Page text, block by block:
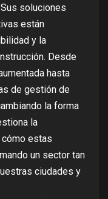
soluciones
están
y la
Desde
hasta
de gestión de
la forma
la
estas
un sector tan
ciudades y